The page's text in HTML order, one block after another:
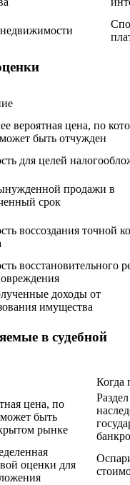
вероятная цена, по
быть отчужден
для целей
продажи в
срок
воссоздания точной
восстановительного
доходы от
имущества
в судебной
Когда
цена, по
быть
рынке
оценки для